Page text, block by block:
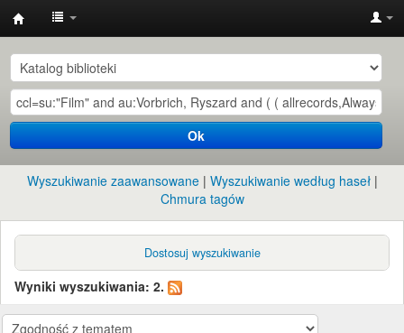
Instytut
Etnologii
i
Antropologii
Kulturowej
UW
Ok
Wyszukiwanie zaawansowane
Wyszukiwanie według haseł
Chmura tagów
Dostosuj wyszukiwanie
Wyniki wyszukiwania: 2.